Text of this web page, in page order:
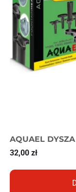
AQUAEL
32,00 zł